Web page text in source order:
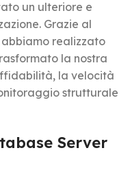
un ulteriore e
Grazie al
abbiamo realizzato
la nostra
la velocità
strutturale
Server